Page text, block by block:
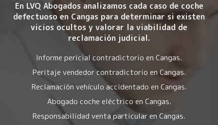
En LVQ Abogados analizamos cada caso de coche
defectuoso en Cangas para determinar si existen
vicios ocultos y valorar la viabilidad de
reclamación judicial.
Informe pericial contradictorio en Cangas.
Peritaje vendedor contradictorio en Cangas.
Reclamación vehículo accidentado en Cangas.
Abogado coche eléctrico en Cangas.
Responsabilidad venta particular en Cangas.